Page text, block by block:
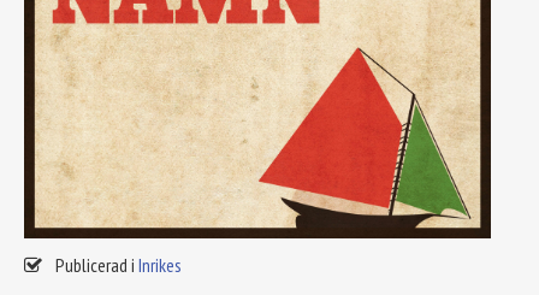
Publicerad i Inrikes